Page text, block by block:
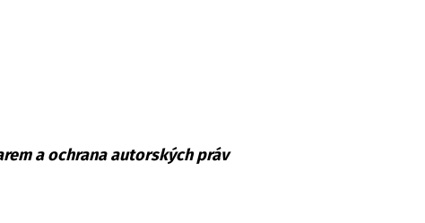
a ochrana autorských práv